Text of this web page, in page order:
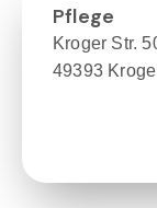
Pflege
Kroger Str.
49393 Kroge